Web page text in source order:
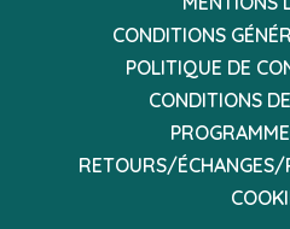
CONDITIONS
POLITIQUE DE
CONDITIONS
RETOURS/ÉCHANGES/